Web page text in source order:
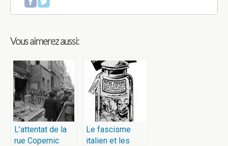
Vous aimerez aussi:
L’attentat de la
rue Copernic
Le fascisme
italien et les